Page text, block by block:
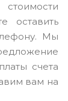
оставить
Мы
счета
вам на